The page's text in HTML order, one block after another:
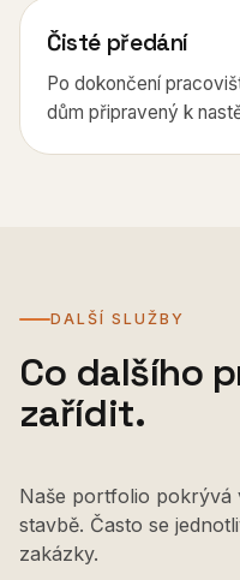
Čisté předání
Po dokončení
dům připravený k
DALŠÍ SLUŽBY
Co dalšího
zařídit.
Naše portfolio pokrývá
stavbě. Často se
zakázky.